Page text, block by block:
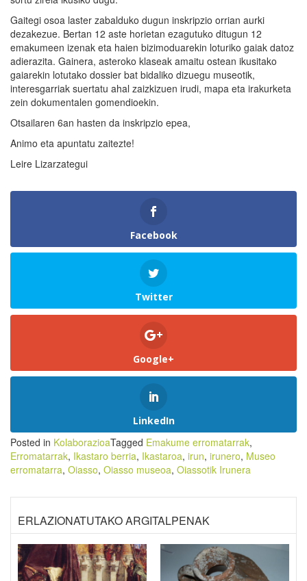
Gaitegi osoa laster zabalduko dugun inskripzio orrian aurki
dezakezue. Bertan 12 aste horietan ezagutuko ditugun 12
emakumeen izenak eta haien bizimoduarekin loturiko gaiak datoz
adierazita. Gainera, asteroko klaseak amaitu ostean ikusitako
gaiarekin lotutako dossier bat bidaliko dizuegu museotik,
interesgarriak suertatu ahal zaizkizuen irudi, mapa eta irakurketa
zein dokumentalen gomendioekin.
Otsailaren 6an hasten da inskripzio epea,
Animo eta apuntatu zaitezte!
Leire Lizarzategui
Facebook
Twitter
Google+
LinkedIn
Posted in KolaborazioaTagged Emakume erromatarrak,
Erromatarrak, Ikastaro berria, Ikastaroa, irun, irunero, Museo
erromatarra, Oiasso, Oiasso museoa, Oiassotik Irunera
ERLAZIONATUTAKO ARGITALPENAK